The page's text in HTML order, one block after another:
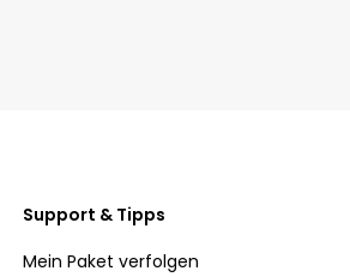
Support & Tipps
Mein Paket verfolgen